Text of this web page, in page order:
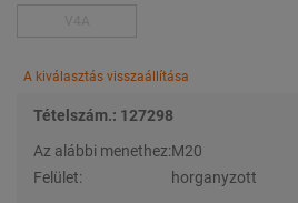
A kiválasztás visszaállítása
Tételszám.: 127298
Az alábbi menethez:M20
Felület:
horganyzott